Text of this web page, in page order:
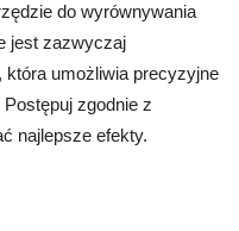
do wyrównywania
jest zazwyczaj
która umożliwia precyzyjne
zgodnie z
najlepsze efekty.